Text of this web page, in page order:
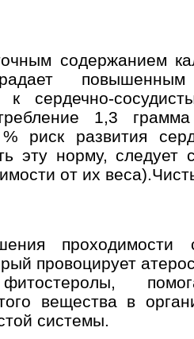
содержанием
к сердечно-
1,3
риск развития
эту норму, следует
от их
проходимости
провоцирует
фитостеролы,
вещества в
системы.